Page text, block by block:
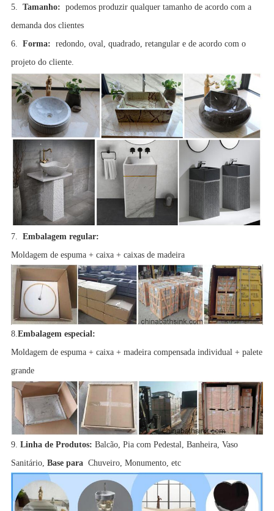
5. Tamanho: podemos produzir qualquer tamanho de acordo com a
demanda dos clientes
6. Forma: redondo, oval, quadrado, retangular e de acordo com o
projeto do cliente.
7. Embalagem regular:
Moldagem de espuma + caixa + caixas de madeira
8.Embalagem especial:
Moldagem de espuma + caixa + madeira compensada individual + palete
grande
9. Linha de Produtos: Balcão, Pia com Pedestal, Banheira, Vaso
Sanitário, Base para Chuveiro, Monumento, etc